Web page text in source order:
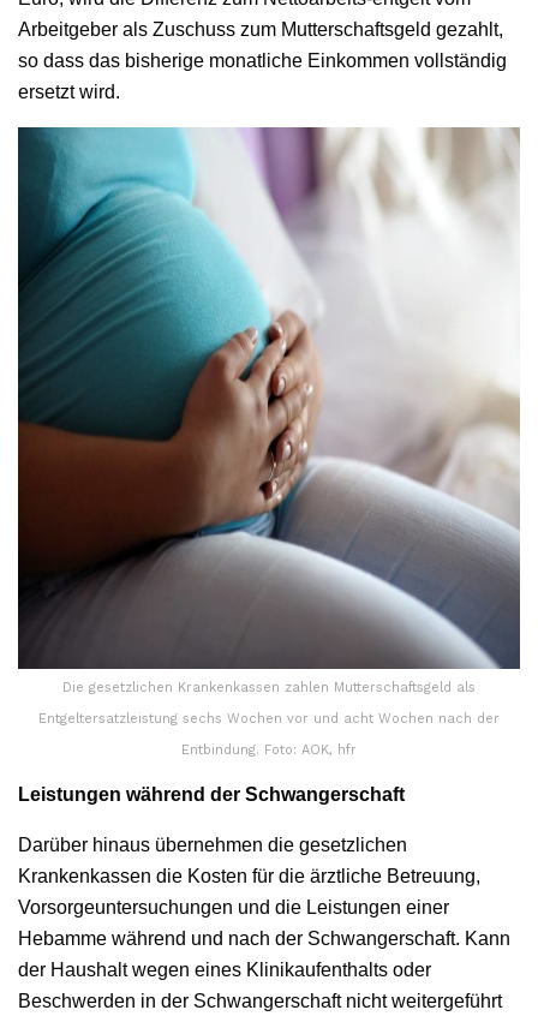
Arbeitgeber als Zuschuss zum Mutterschaftsgeld gezahlt,
so dass das bisherige monatliche Einkommen vollständig
ersetzt wird.
Die gesetzlichen Krankenkassen zahlen Mutterschaftsgeld als
Entgeltersatzleistung sechs Wochen vor und acht Wochen nach der
Entbindung. Foto: AOK, hfr
Leistungen während der Schwangerschaft
Darüber hinaus übernehmen die gesetzlichen
Krankenkassen die Kosten für die ärztliche Betreuung,
Vorsorgeuntersuchungen und die Leistungen einer
Hebamme während und nach der Schwangerschaft. Kann
der Haushalt wegen eines Klinikaufenthalts oder
Beschwerden in der Schwangerschaft nicht weitergeführt